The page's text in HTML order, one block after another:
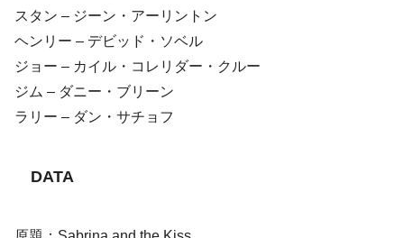
スタン – ジーン・アーリントン
ヘンリー – デビッド・ソベル
ジョー – カイル・コレリダー・クルー
ジム – ダニー・ブリーン
ラリー – ダン・サチョフ
DATA